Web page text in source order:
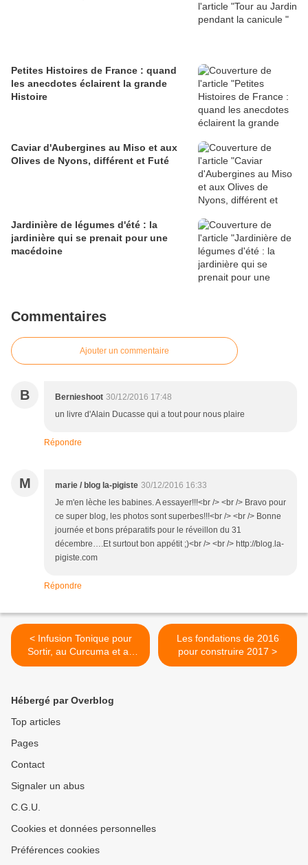
Petites Histoires de France : quand
les anecdotes éclairent la grande
Histoire
Caviar d'Aubergines au Miso et aux
Olives de Nyons, différent et Futé
Jardinière de légumes d'été : la
jardinière qui se prenait pour une
macédoine
Commentaires
Ajouter un commentaire
B Bernieshoot 30/12/2016 17:48
un livre d'Alain Ducasse qui a tout pour nous plaire
Répondre
M marie / blog la-pigiste 30/12/2016 16:33
Je m'en lèche les babines. A essayer!!!<br /> <br /> Bravo pour
ce super blog, les photos sont superbes!!!<br /> <br /> Bonne
journée et bons préparatifs pour le réveillon du 31
décembre….Et surtout bon appétit ;)<br /> <br /> http://blog.la-
pigiste.com
Répondre
< Infusion Tonique pour
Sortir, au Curcuma et au
Gingembre
Les fondations de 2016
pour construire 2017 >
Hébergé par Overblog
Top articles
Pages
Contact
Signaler un abus
C.G.U.
Cookies et données personnelles
Préférences cookies